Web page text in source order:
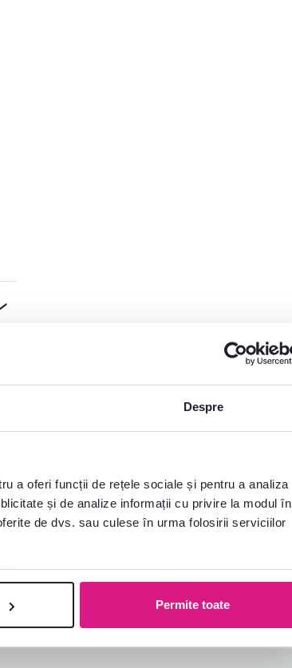
Despre
a oferi funcții de rețele sociale și pentru a analiza
și de analize informații cu privire la modul în
de dvs. sau culese în urma folosirii serviciilor
Permite toate